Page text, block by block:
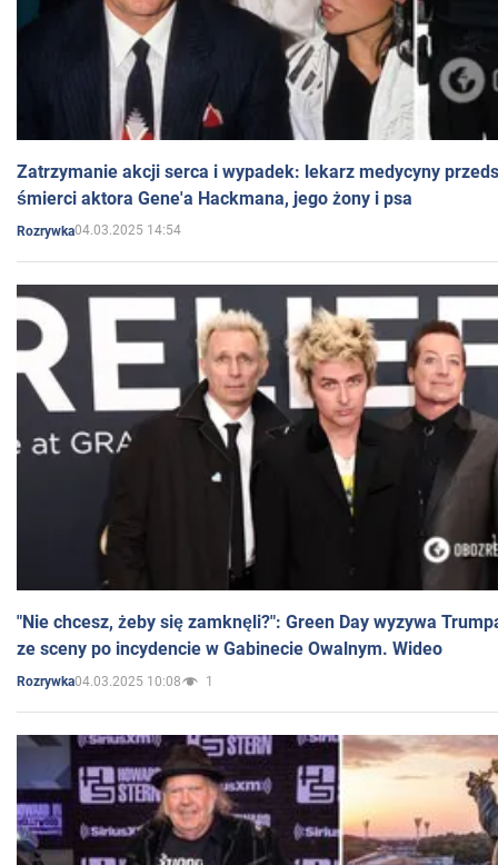
Zatrzymanie akcji serca i wypadek: lekarz medycyny
śmierci aktora Gene'a Hackmana, jego żony i psa
Rozrywka04.03.2025 14:54
"Nie chcesz, żeby się zamknęli?": Green Day wyzywa
ze sceny po incydencie w Gabinecie Owalnym. Wideo
Rozrywka04.03.2025 10:08 1